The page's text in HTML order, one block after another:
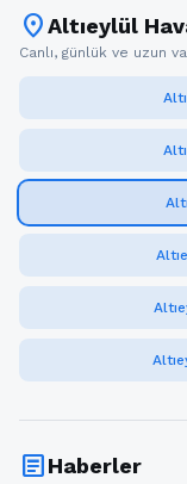
location_onAltıeylül
Canlı, günlük ve uzun
articleHaberler